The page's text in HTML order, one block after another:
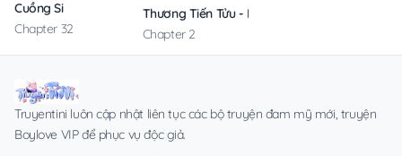
Cuồng Si
Chapter 32
Thương Tiến Tửu - Lặn Team
Chapter 2
Truyentini luôn cập nhật liên tục các bộ truyện đam mỹ mới, truyện
Boylove VIP để phục vụ độc giả.